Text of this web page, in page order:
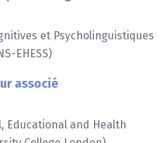
et Psycholinguistiques
EHESS)
associé
Educational and Health